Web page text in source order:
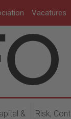
Vacatures
&
Risk,